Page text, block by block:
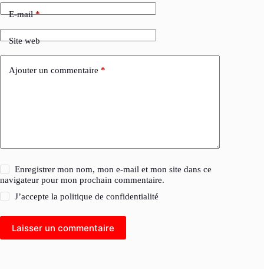
E-mail*
Site web
Ajouter un commentaire *
Enregistrer mon nom, mon e-mail et mon site dans ce
navigateur pour mon prochain commentaire.
J’accepte lapolitique de confidentialité
Laisser un commentaire